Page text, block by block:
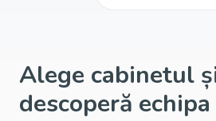
Alege cabinetul
descoperă